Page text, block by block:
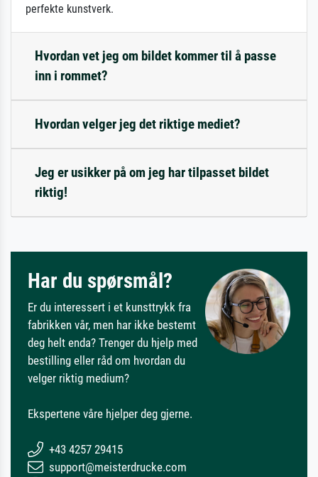
perfekte kunstverk.
Hvordan vet jeg om bildet kommer til å passe
inn i rommet?
Hvordan velger jeg det riktige mediet?
Jeg er usikker på om jeg har tilpasset bildet
riktig!
Har du spørsmål?
Er du interessert i et kunsttrykk fra
fabrikken vår, men har ikke bestemt
deg helt enda? Trenger du hjelp med
bestilling eller råd om hvordan du
velger riktig medium?
Ekspertene våre hjelper deg gjerne.
+43 4257 29415
support@meisterdrucke.com